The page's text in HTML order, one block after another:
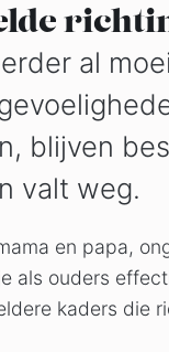
al
blijven
valt weg.
en papa,
als ouders
kaders die